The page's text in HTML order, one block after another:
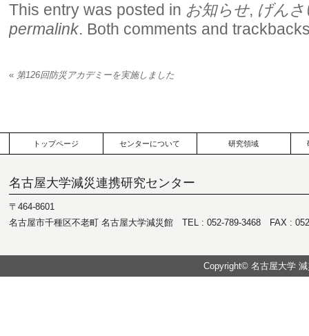
This entry was posted in お知らせ, げん
permalink. Both comments and
«第126回防災アカデミーを実施しました
トップページ センターについて 研究領域
名古屋大学減災連携研究センター
〒464-8601
名古屋市千種区不老町 名古屋大学減災館 TEL : 052-789-3468 FAX :
Copyright© 名古屋大学